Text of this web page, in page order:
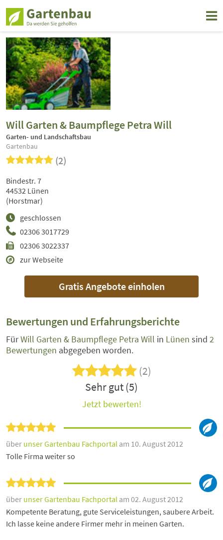
Will Garten & Baumpflege Petra Will
Garten- und Landschaftsbau
Gartenbau
(2)
02306 3017729
02306 3022337
zur Webseite
geschlossen
Bindestr. 7
44532 Lünen
(Horstmar)
Gratis Angebote einholen
Bewertungen und Erfahrungsberichte
FürWill Garten & Baumpflege Petra Will in Lünen sind 2
Bewertungen abgegeben worden.
(2)
Sehr gut (5)
Jetzt bewerten!
über unser Gartenbau Fachportal am 10. August 2012
Tolle Firma weiter so
über unser Gartenbau Fachportal am 02. August 2012
Kompetente Beratung, gute Serviceleistungen, saubere Arbeit.
Ich lasse keine andere Firmer mehr in meinen Garten.